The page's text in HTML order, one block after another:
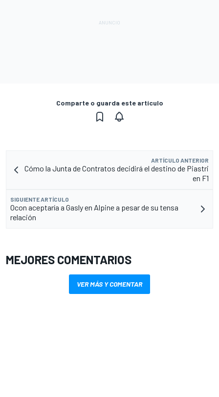
Comparte o guarda este artículo
ARTÍCULO ANTERIOR
Cómo la Junta de Contratos decidirá el destino de Piastri
en F1
SIGUIENTE ARTÍCULO
Ocon aceptaría a Gasly en Alpine a pesar de su tensa
relación
MEJORES COMENTARIOS
VER MÁS Y COMENTAR